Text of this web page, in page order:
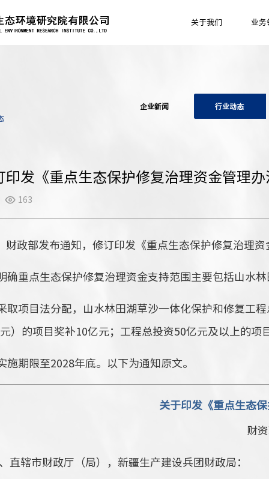
关于我们 业务
企业新闻
行业动态
印发《重点生态保护修复治理资金管理办
163
政部发布通知，修订印发《重点生态保护修复治理资
重点生态保护修复治理资金支持范围主要包括山水
项目法分配，山水林田湖草沙一体化保护和修复工
）的项目奖补10亿元；工程总投资50亿元及以上的
期限至2028年底。以下为通知原文。
关于印发《重点生态
财
直辖市财政厅（局），新疆生产建设兵团财政局：